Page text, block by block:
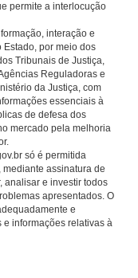
permite a interlocução
interação e
por meio dos
Tribunais de Justiça,
Reguladoras e
da Justiça, com
essenciais à
de defesa dos
mercado pela melhoria
só é permitida
assinatura de
analisar e investir todos
apresentados. O
e
e informações relativas à